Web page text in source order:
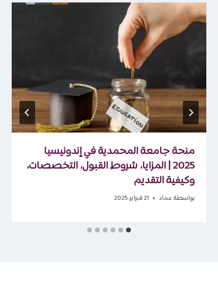
منحة جامعة المحمدية في إندونيسيا
2025 | المزايا، شروط القبول، التخصصات،
وكيفية التقديم
بواسطة عماد 21 فبراير، 2025